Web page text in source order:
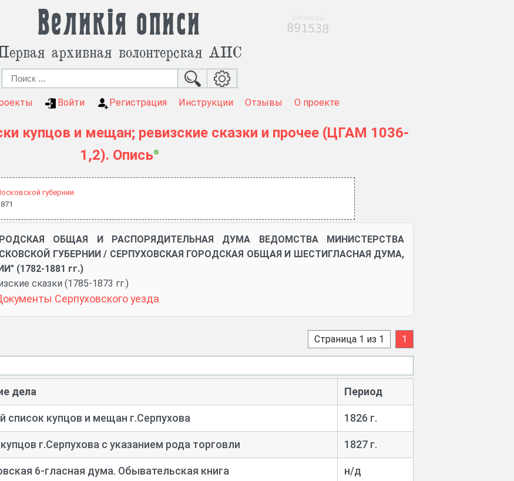
Великія описи
архивная волонтерская АИС
Войти Регистрация Инструкции Отзывы О проекте
купцов и мещан; ревизские сказки и прочее (ЦГАМ 1036-
1,2). Опись
губернии
ОБЩАЯ И РАСПОРЯДИТЕЛЬНАЯ ДУМА ВЕДОМСТВА МИНИСТЕРСТВА
ГУБЕРНИИ / СЕРПУХОВСКАЯ ГОРОДСКАЯ ОБЩАЯ И ШЕСТИГЛАСНАЯ ДУМА,
(1782-1881 гг.)
сказки (1785-1873 гг.)
Серпуховского уезда
Страница 1 из 1 1
дела Период
список купцов и мещан г.Серпухова 1826 г.
г.Серпухова с указанием рода торговли 1827 г.
6-гласная дума. Обывательская книга н/д
891538